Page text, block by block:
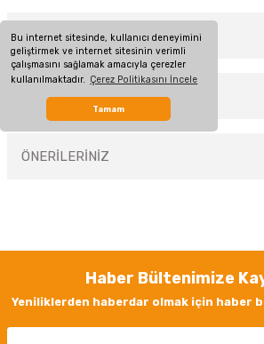
Bu internet sitesinde, kullanıcı deneyimini
geliştirmek ve internet sitesinin verimli
çalışmasını sağlamak amacıyla çerezler
kullanılmaktadır. Çerez Politikasını İncele
Tamam
MÜŞTERİ YORUMLARI
Bu ürüne ilk yorumu siz
TAKSİT SEÇENEKLERİ
ÖNERİLERİNİZ
Görüş ve önerileriniz için teşekkür ederiz.
Ürün resmi kalitesiz, bozuk veya
Haber Bültenimize
Yeniliklerden haberdar olmak için haber